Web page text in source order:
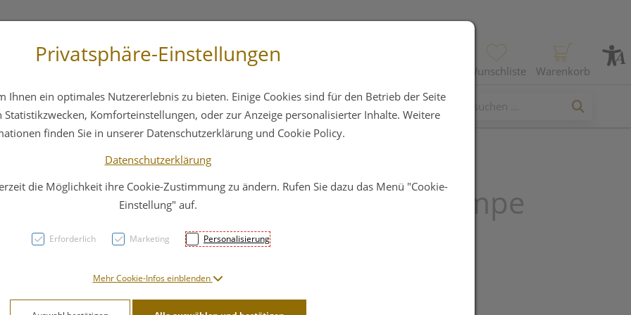
Wunschliste Warenkorb
Hautpflege Familie Nahrungsergänzung
Elenatura Duftlampe
Flora Grau 1st
12,91 EUR
Privatsphäre-Einstellungen
Ihnen ein optimales Nutzererlebnis zu bieten. Einige Cookies sind für den Betrieb der Seite
Komforteinstellungen, oder zur Anzeige personalisierter Inhalte. Weitere
finden Sie in unserer Datenschutzerklärung und Cookie Policy.
Datenschutzerklärung
die Möglichkeit ihre Cookie-Zustimmung zu ändern. Rufen Sie dazu das Menü "Cookie-
Einstellung" auf.
Erforderlich Marketing Personalisierung
Mehr Cookie-Infos einblenden